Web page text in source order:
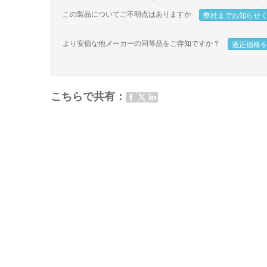
この製品についてご不明点はありますか 弊社までお知らせ
より安価な他メーカーの同等品をご存知ですか？ 適正価格
こちらで共有：